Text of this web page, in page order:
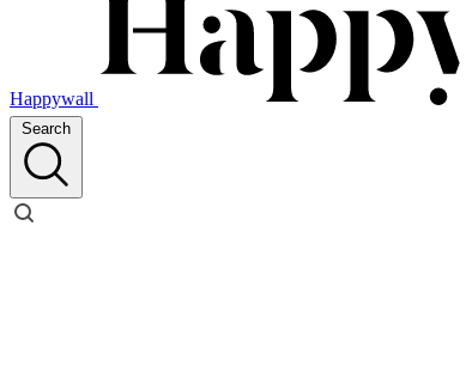
Happywall
Search